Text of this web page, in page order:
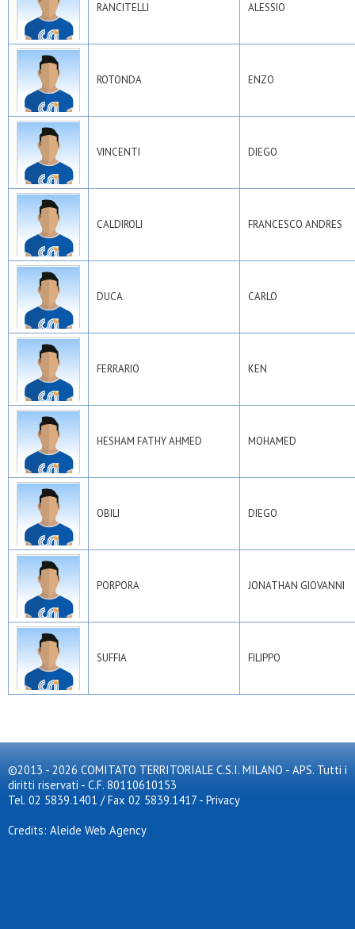
RANCITELLI ALESSIO
ROTONDA ENZO
VINCENTI DIEGO
CALDIROLI FRANCESCO ANDRES
DUCA CARLO
FERRARIO KEN
HESHAM FATHY AHMED MOHAMED
OBILI DIEGO
PORPORA JONATHAN GIOVANNI
SUFFIA FILIPPO
©2013 - 2026 COMITATO TERRITORIALE C.S.I. MILANO - APS. Tutti i
diritti riservati - C.F. 80110610153
Tel. 02 5839.1401 / Fax 02 5839.1417 - Privacy
Credits: Aleide Web Agency